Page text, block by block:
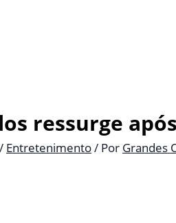
ressurge
/ Entretenimento/ Por Grandes